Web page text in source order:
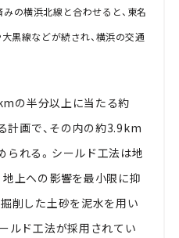
の横浜北線と合わせると、東名
大黒線などが続され、横浜の交通
の半分以上に当たる約
画で、その内の約3.9km
られる。シールド工法は地
上への影響を最小限に抑
削した土砂を泥水を用い
ルド工法が採用されてい